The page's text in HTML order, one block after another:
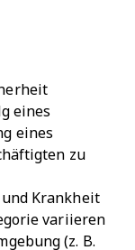
eines
eines
zu
Krankheit
variieren
(z. B.